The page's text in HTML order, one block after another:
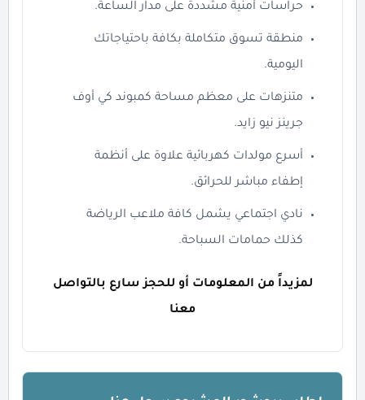
حراسات أمنية مشددة على مدار الساعة.
منطقة تسوق متكاملة بكافة باحتياجاتك
اليومية.
متنزهات على معظم مساحة كمبوند كي أوف
جرينز نيو زايد.
أسرع مولدات كهربائية علاوة على أنظمة
إطفاء مباشر للحرائق.
نادي اجتماعي يشمل كافة ملاعب الرياضة
كذلك حمامات السباحة.
لمزيداً من المعلومات أو للحجز سارع بالتواصل
معنا